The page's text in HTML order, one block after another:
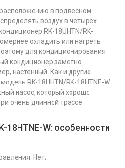
в подвесном
воздух в четырех
RK-18UHTN/RK-
охладить или нагреть
для кондиционирования
кондиционер заметно
настенный. Как и другие
RK-18UHTN/RK-18HTNE-W
насос, который хорошо
очень длинной трассе.
18HTNE-W: особенности
Нет;